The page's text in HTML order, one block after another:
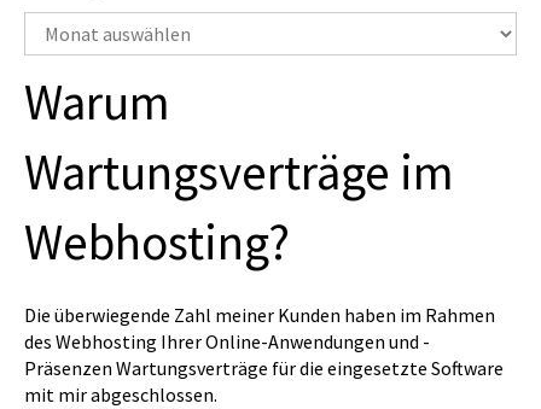
Weblog-
Archiv
Warum
Wartungsverträge im
Webhosting?
Die überwiegende Zahl meiner Kunden haben im Rahmen
des Webhosting Ihrer Online-Anwendungen und -
Präsenzen Wartungsverträge für die eingesetzte Software
mit mir abgeschlossen.